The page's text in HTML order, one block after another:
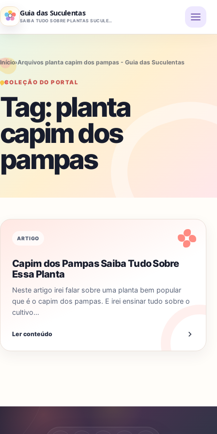
Pular para o conteúdo
Guia das Suculentas
SAIBA TUDO SOBRE PLANTAS SUCULENTAS
Início›Arquivos planta capim dos pampas - Guia das Suculentas
COLEÇÃO DO PORTAL
Tag:planta
capim dos
pampas
ARTIGO
Capim dos Pampas Saiba Tudo Sobre
Essa Planta
Neste artigo irei falar sobre uma planta bem popular
que é o capim dos pampas. E irei ensinar tudo sobre o
cultivo…
Ler conteúdo